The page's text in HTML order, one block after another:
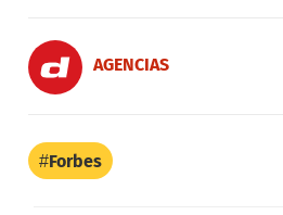
AGENCIAS
Forbes